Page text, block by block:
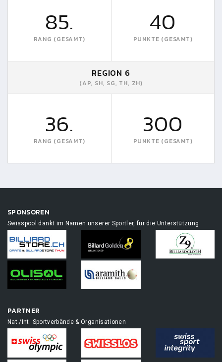
85.
RANG (GESAMT)
40
PUNKTE (GESAMT)
REGION 6
(AP, SH, SG, TH, ZH)
36.
RANG (GESAMT)
300
PUNKTE (GESAMT)
SPONSOREN
Swisspool dankt im Namen unserer Sportler, für die Unterstützung
PARTNER
Nat./Int. Sportverbände & Organisationen